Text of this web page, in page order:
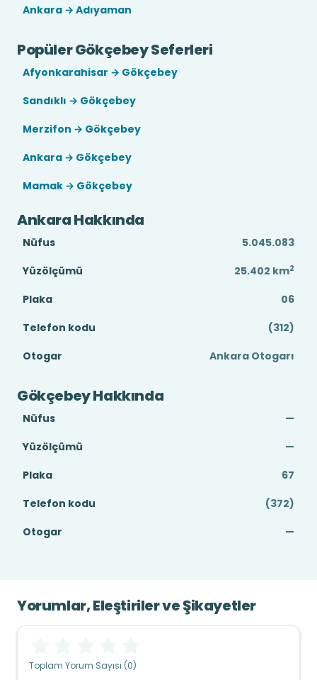
Ankara → Adıyaman
Popüler Gökçebey Seferleri
Afyonkarahisar → Gökçebey
Sandıklı → Gökçebey
Merzifon → Gökçebey
Ankara → Gökçebey
Mamak → Gökçebey
Ankara Hakkında
Nüfus
5.045.083
Yüzölçümü
25.402 km2
Plaka
06
Telefon kodu
(312)
Otogar
Ankara Otogarı
Gökçebey Hakkında
Nüfus
—
Yüzölçümü
—
Plaka
67
Telefon kodu
(372)
Otogar
—
Yorumlar, Eleştiriler ve Şikayetler
Toplam Yorum Sayısı (0)